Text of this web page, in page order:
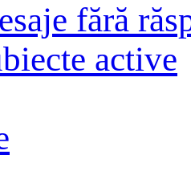
fără
active